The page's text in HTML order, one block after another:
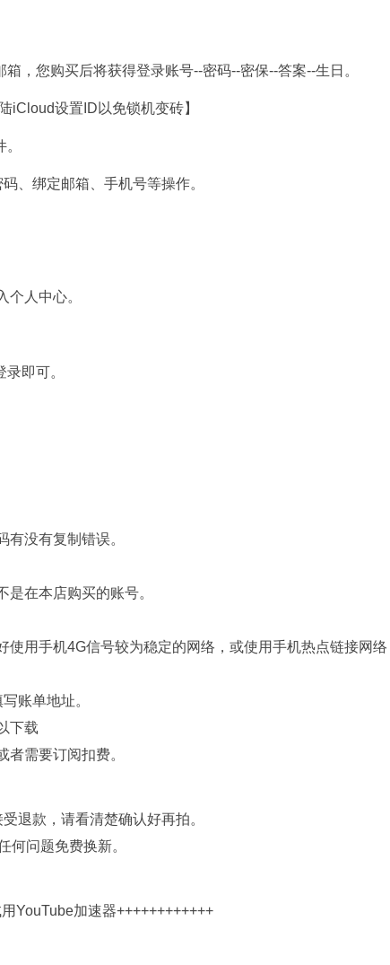
，您购买后将获得登录账号--密码--密保--答案--生日。
设置ID以免锁机变砖】
、绑定邮箱、手机号等操作。
个人中心。
即可。
没有复制错误。
在本店购买的账号。
使用手机4G信号较为稳定的网络，或使用手机热点链接网络
账单地址。
下载
需要订阅扣费。
退款，请看清楚确认好再拍。
何问题免费换新。
YouTube加速器++++++++++++